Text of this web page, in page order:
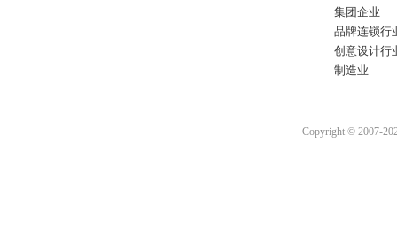
集团企业
品牌连锁行
创意设计行
制造业
Copyright © 2007-